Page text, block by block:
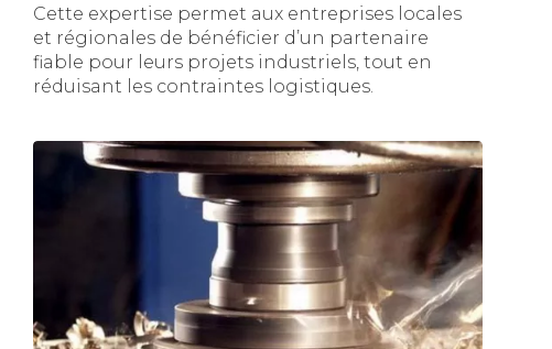
Cette expertise permet aux entreprises locales
et régionales de bénéficier d’un partenaire
fiable pour leurs projets industriels, tout en
réduisant les contraintes logistiques.